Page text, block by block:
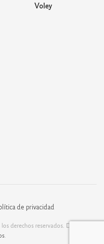
Voley
de privacidad
derechos reservados. Desarrolla:
.